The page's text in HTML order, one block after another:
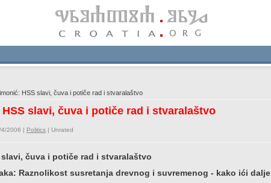
HSS slavi, čuva i potiče rad i stvaralaštvo
slavi, čuva i potiče rad i stvaralaštvo
2006 | Politics | Unrated
slavi, čuva i potiče rad i stvaralaštvo
Raznolikost susretanja drevnog i suvremenog - kako ići dalje